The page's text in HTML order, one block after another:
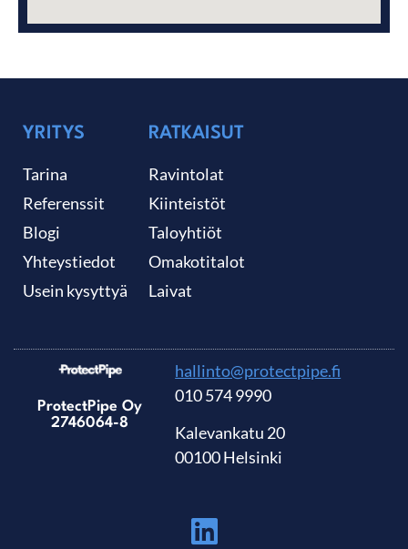
YRITYS
Tarina
Referenssit
Blogi
Yhteystiedot
Usein kysyttyä
RATKAISUT
Ravintolat
Kiinteistöt
Taloyhtiöt
Omakotitalot
Laivat
ProtectPipe Oy
2746064-8
hallinto@protectpipe.fi
010 574 9990
Kalevankatu 20
00100 Helsinki